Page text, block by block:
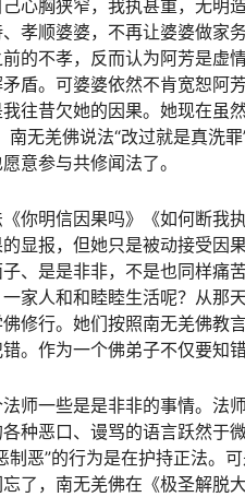
心胸狭窄，我执甚重，无明
孝顺婆婆，不再让婆婆做家
的不孝，反而认为阿芳是虚
盾。可婆婆依然不肯宽恕阿
往昔欠她的因果。她现在虽
南无羌佛说法“改过就是真洗
意参与共修闻法了。
你明信因果吗》《如何断我
显报，但她只是被动接受因
、是是非非，不是也同样痛
家人和和睦睦生活呢？从那
修行。她们按照南无羌佛教
。作为一个佛弟子不仅要知
师一些是是非非的事情。法
种恶口、谩骂的语言跃然于
制恶”的行为是在护持正法。
了，南无羌佛在《极圣解脱